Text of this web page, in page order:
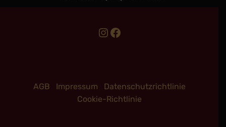
AGB Impressum
Datenschutzrichtlinie
Cookie-Richtlinie